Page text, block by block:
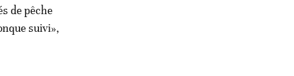
de pêche
suivi»,